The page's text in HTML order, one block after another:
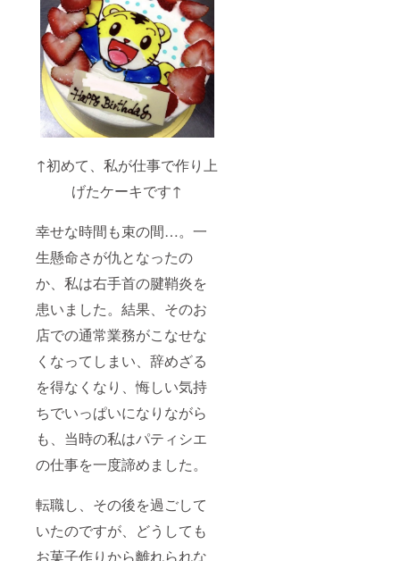
↑初めて、私が仕事で作り上
げたケーキです↑
幸せな時間も束の間…。一
生懸命さが仇となったの
か、私は右手首の腱鞘炎を
患いました。結果、そのお
店での通常業務がこなせな
くなってしまい、辞めざる
を得なくなり、悔しい気持
ちでいっぱいになりながら
も、当時の私はパティシエ
の仕事を一度諦めました。
転職し、その後を過ごして
いたのですが、どうしても
お菓子作りから離れられな